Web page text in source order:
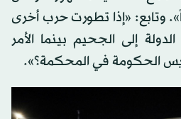
وتابع: «إذا تطورت حرب أخرى
إلى الجحيم بينما الأمر
الحكومة في المحكمة؟».